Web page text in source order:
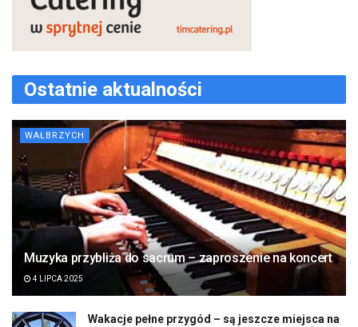
Ostatnie aktualności
WAŁBRZYCH
Muzyka przybliża do sacrum – zaproszenie na koncert
4 LIPCA 2025
Wakacje pełne przygód – są jeszcze miejsca na